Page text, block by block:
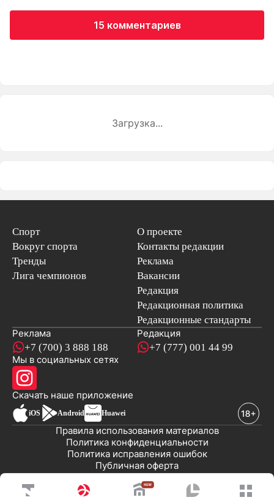
15 комментариев
Загрузка...
Спорт
Вокруг спорта
Тренды
Лига чемпионов
О проекте
Контакты редакции
Реклама
Вакансии
Редакция
Редакционная политика
Редакционные стандарты
Реклама
+7 (700) 3 888 188
Редакция
+7 (777) 001 44 99
Мы в социальных сетях
Скачать наше приложениеновостей
iOS Android Huawei
Публичная оферта
Политика исправления ошибок
Политика конфиденциальности
Правила использования материалов